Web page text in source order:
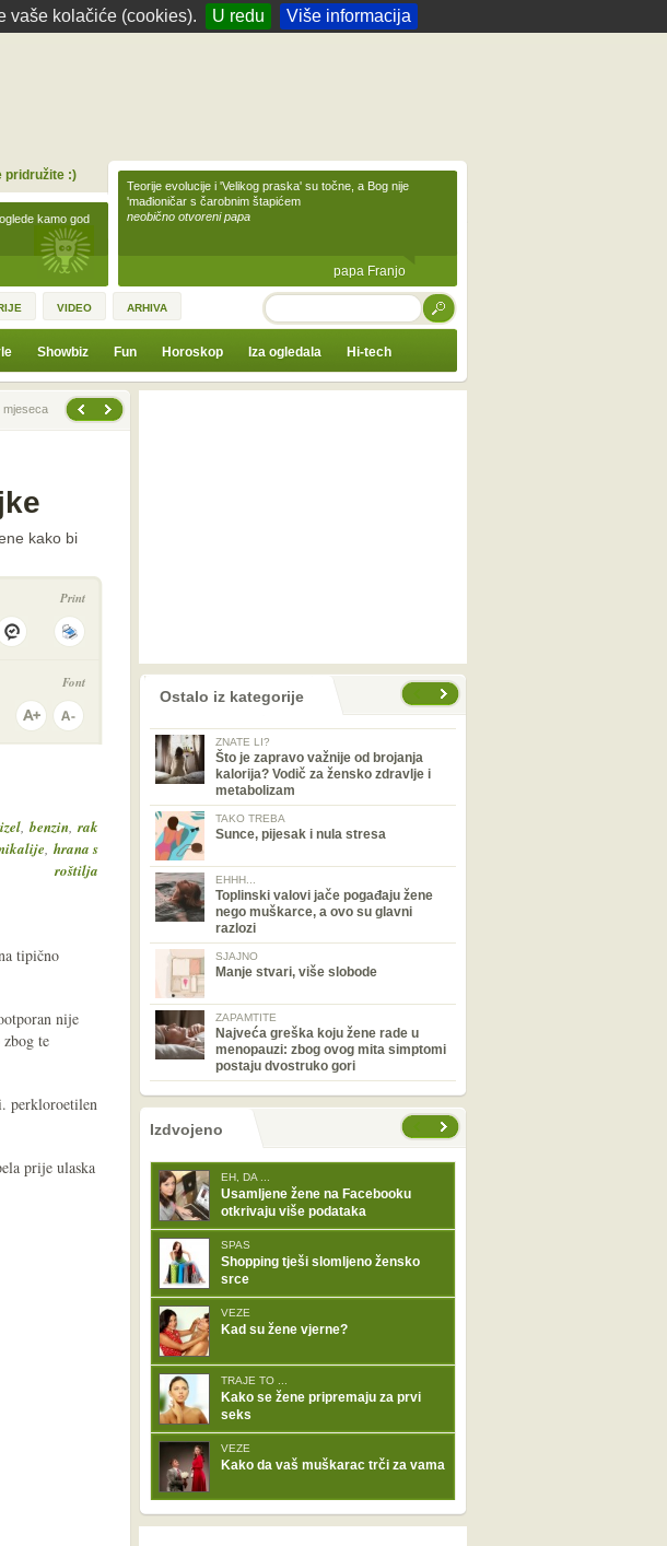
vaše kolačiće (cookies). U redu Više informacija
kamo god
pridružite :)
Teorije evolucije i 'Velikog praska' su točne, a Bog nije
'mađioničar s čarobnim štapićem
neobično otvoreni papa
papa Franjo
VIDEO ARHIVA TRAŽI
Showbiz Fun Horoskop Iza ogledala Hi-tech
mjeseca
kako bi
Print
Font
, benzin,rak
, hrana s
roštilja
tipično
nije
te
perkloroetilen
prije ulaska
prethodno Ostalo iz kategorije
ZNATE LI?
Što je zapravo važnije od brojanja
kalorija? Vodič za žensko zdravlje i
metabolizam
TAKO TREBA
Sunce, pijesak i nula stresa
EHHH...
Toplinski valovi jače pogađaju žene
nego muškarce, a ovo su glavni
razlozi
SJAJNO
Manje stvari, više slobode
ZAPAMTITE
Najveća greška koju žene rade u
menopauzi: zbog ovog mita simptomi
postaju dvostruko gori
nema prethodne stranice
sljedećeIzdvojeno
EH, DA ...
Usamljene žene na Facebooku
otkrivaju više podataka
SPAS
Shopping tješi slomljeno žensko
srce
VEZE
Kad su žene vjerne?
TRAJE TO ...
Kako se žene pripremaju za prvi
seks
VEZE
Kako da vaš muškarac trči za vama